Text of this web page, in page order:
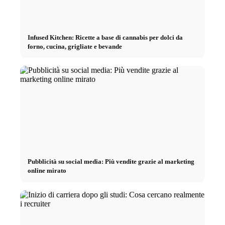
Infused Kitchen: Ricette a base di cannabis per dolci da
forno, cucina, grigliate e bevande
Pubblicità su social media: Più vendite grazie al marketing
online mirato